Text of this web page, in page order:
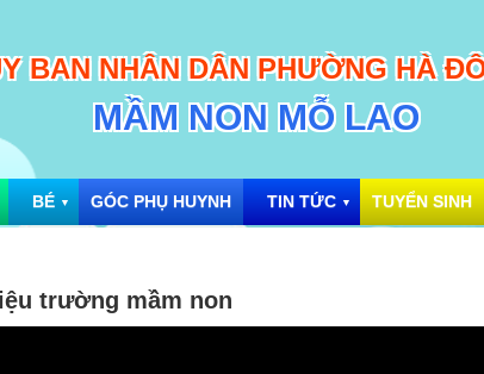
BAN NHÂN DÂN PHƯỜNG HÀ
MẦM NON MỖ LAO
BÉ ▼ GÓC PHỤ HUYNH TIN TỨC ▼ TUYỂN SINH
trường mầm non